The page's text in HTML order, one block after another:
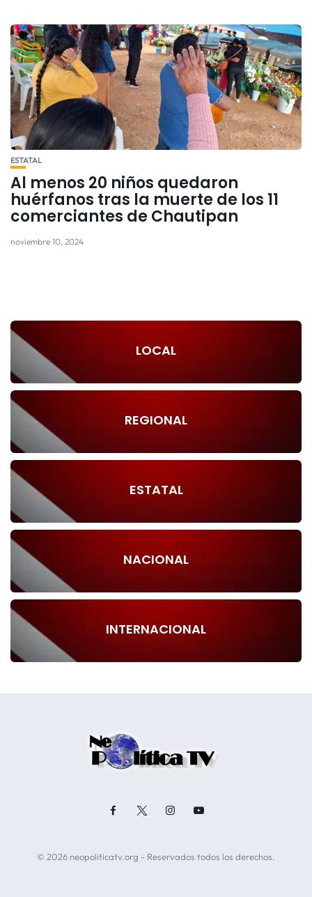
ESTATAL
Al menos 20 niños quedaron
huérfanos tras la muerte de los 11
comerciantes de Chautipan
noviembre 10, 2024
LOCAL
REGIONAL
ESTATAL
NACIONAL
INTERNACIONAL
© 2026 neopoliticatv.org - Reservados todos los derechos.